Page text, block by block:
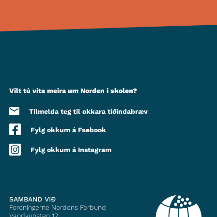
Vilt tú vita meira um Norden i skolen?
Tilmelda teg til okkara tíðindabræv
Fylg okkum á Faebook
Fylg okkum á Instagram
SAMBAND VIÐ
Foreningerne Nordens Forbund
Vandkunsten 12